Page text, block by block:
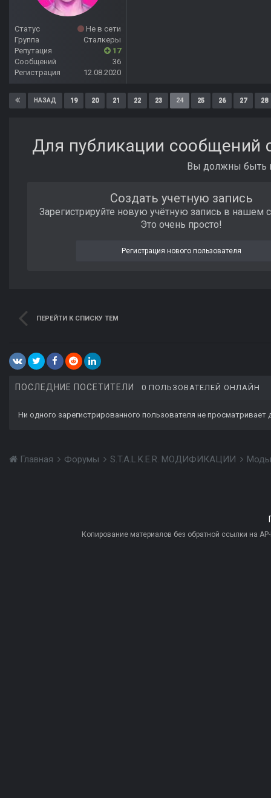
Статус
Не в сети
Группа
Сталкеры
Репутация
17
Сообщений
36
Регистрация
12.08.2020
НАЗАД 19 20 21 22 23 24 25 26 27 28
Для публикации сообщений
Вы должны быть
Создать учетную запись
Зарегистрируйте новую учётную запись в нашем
Это очень просто!
Регистрация нового пользователя
ПЕРЕЙТИ К СПИСКУ ТЕМ
ПОСЛЕДНИЕ ПОСЕТИТЕЛИ 0 ПОЛЬЗОВАТЕЛЕЙ ОНЛАЙН
Ни одного зарегистрированного пользователя не просматривает
Главная Форумы S.T.A.L.K.E.R. МОДИФИКАЦИИ
Копирование материалов без обратной ссылки на